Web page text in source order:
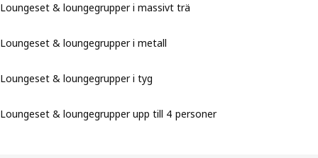
Loungeset & loungegrupper i massivt trä
Loungeset & loungegrupper i metall
Loungeset & loungegrupper i tyg
Loungeset & loungegrupper upp till 4 personer